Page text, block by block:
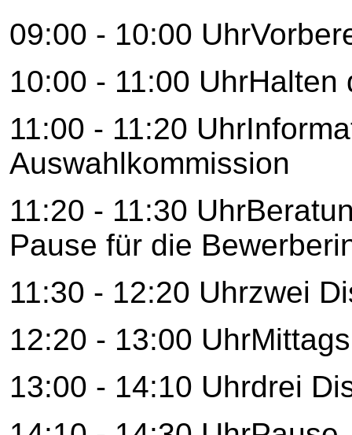
09:00 - 10:00
10:00 - 11:00 UhrHalten
11:00 - 11:20
Auswahlkommission
11:20 - 11:30
Pause für die
11:30 - 12:20 Uhrzwei
12:20 - 13:00
13:00 - 14:10 Uhrdrei